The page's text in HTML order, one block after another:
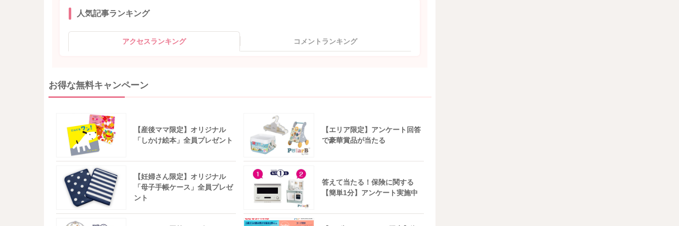
人気記事ランキング
アクセスランキング コメントランキング
お得な無料キャンペーン
【産後ママ限定】オリジナル
「しかけ絵本」全員プレゼント
【エリア限定】アンケート回答
で豪華賞品が当たる
【妊婦さん限定】オリジナル
「母子手帳ケース」全員プレゼ
ント
答えて当たる！保険に関する
【簡単1分】アンケート実施中